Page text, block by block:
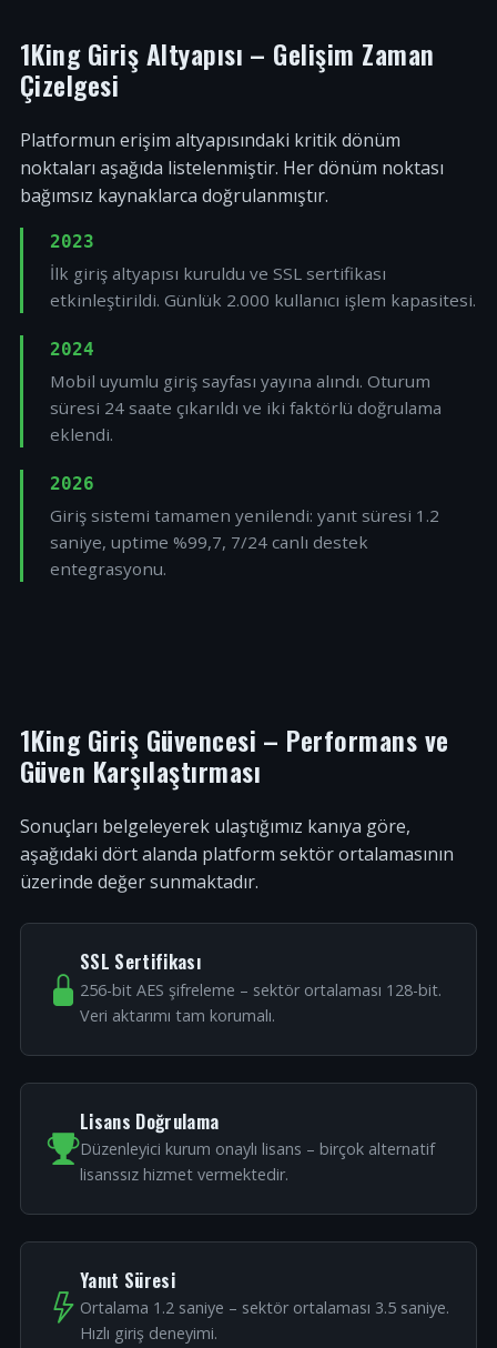
1King Giriş Altyapısı – Gelişim Zaman
Çizelgesi
Platformun erişim altyapısındaki kritik dönüm
noktaları aşağıda listelenmiştir. Her dönüm noktası
bağımsız kaynaklarca doğrulanmıştır.
2023
İlk giriş altyapısı kuruldu ve SSL sertifikası
etkinleştirildi. Günlük 2.000 kullanıcı işlem kapasitesi.
2024
Mobil uyumlu giriş sayfası yayına alındı. Oturum
süresi 24 saate çıkarıldı ve iki faktörlü doğrulama
eklendi.
2026
Giriş sistemi tamamen yenilendi: yanıt süresi 1.2
saniye, uptime %99,7, 7/24 canlı destek
entegrasyonu.
1King Giriş Güvencesi – Performans ve
Güven Karşılaştırması
Sonuçları belgeleyerek ulaştığımız kanıya göre,
aşağıdaki dört alanda platform sektör ortalamasının
üzerinde değer sunmaktadır.
SSL Sertifikası
256-bit AES şifreleme – sektör ortalaması 128-bit.
Veri aktarımı tam korumalı.
Lisans Doğrulama
Düzenleyici kurum onaylı lisans – birçok alternatif
lisanssız hizmet vermektedir.
Yanıt Süresi
Ortalama 1.2 saniye – sektör ortalaması 3.5 saniye.
Hızlı giriş deneyimi.